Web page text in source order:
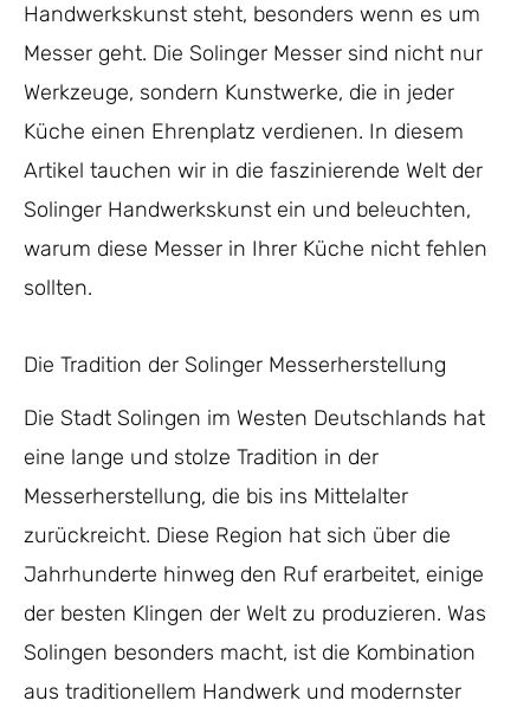
Handwerkskunst steht, besonders wenn es um
Messer geht. Die Solinger Messer sind nicht nur
Werkzeuge, sondern Kunstwerke, die in jeder
Küche einen Ehrenplatz verdienen. In diesem
Artikel tauchen wir in die faszinierende Welt der
Solinger Handwerkskunst ein und beleuchten,
warum diese Messer in Ihrer Küche nicht fehlen
sollten.
Die Tradition der Solinger Messerherstellung
Die Stadt Solingen im Westen Deutschlands hat
eine lange und stolze Tradition in der
Messerherstellung, die bis ins Mittelalter
zurückreicht. Diese Region hat sich über die
Jahrhunderte hinweg den Ruf erarbeitet, einige
der besten Klingen der Welt zu produzieren. Was
Solingen besonders macht, ist die Kombination
aus traditionellem Handwerk und modernster